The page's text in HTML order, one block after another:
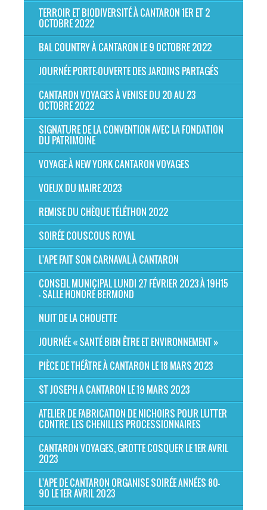
TERROIR ET BIODIVERSITÉ À CANTARON 1ER ET 2
OCTOBRE 2022
BAL COUNTRY À CANTARON LE 9 OCTOBRE 2022
JOURNÉE PORTE-OUVERTE DES JARDINS PARTAGÉS
CANTARON VOYAGES À VENISE DU 20 AU 23
OCTOBRE 2022
SIGNATURE DE LA CONVENTION AVEC LA FONDATION
DU PATRIMOINE
VOYAGE À NEW YORK CANTARON VOYAGES
VOEUX DU MAIRE 2023
REMISE DU CHÈQUE TÉLÉTHON 2022
SOIRÉE COUSCOUS ROYAL
L'APE FAIT SON CARNAVAL À CANTARON
CONSEIL MUNICIPAL LUNDI 27 FÉVRIER 2023 À 19H15
- SALLE HONORÉ BERMOND
NUIT DE LA CHOUETTE
JOURNÉE « SANTÉ BIEN ÊTRE ET ENVIRONNEMENT »
PIÈCE DE THÉÂTRE À CANTARON LE 18 MARS 2023
ST JOSEPH A CANTARON LE 19 MARS 2023
ATELIER DE FABRICATION DE NICHOIRS POUR LUTTER
CONTRE. LES CHENILLES PROCESSIONNAIRES
CANTARON VOYAGES, GROTTE COSQUER LE 1ER AVRIL
2023
L'APE DE CANTARON ORGANISE SOIRÉE ANNÉES 80-
90 LE 1ER AVRIL 2023